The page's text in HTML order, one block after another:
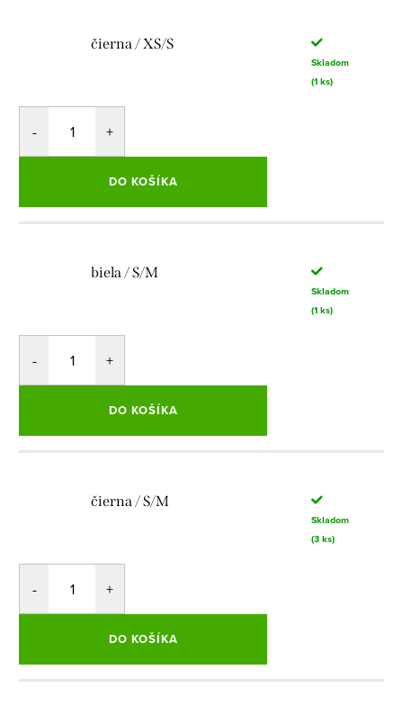
čierna / XS/S
Skladom
(1 ks)
DO KOŠÍKA
biela / S/M
Skladom
(1 ks)
DO KOŠÍKA
čierna / S/M
Skladom
(3 ks)
DO KOŠÍKA